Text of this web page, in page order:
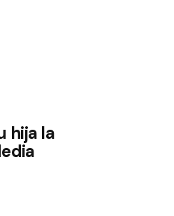
hija la